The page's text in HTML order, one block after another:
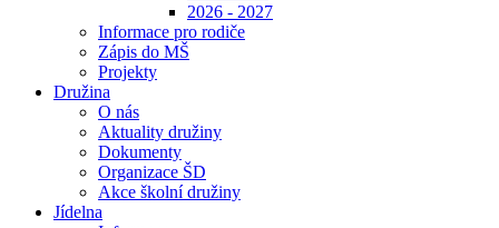
2026 - 2027
Informace pro rodiče
Zápis do MŠ
Projekty
Družina
O nás
Aktuality družiny
Dokumenty
Organizace ŠD
Akce školní družiny
Jídelna